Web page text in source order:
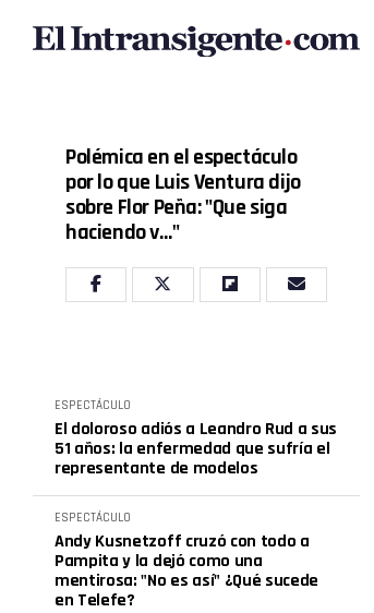
Polémica en el espectáculo
por lo que Luis Ventura dijo
sobre Flor Peña: "Que siga
haciendo v…"
ESPECTÁCULO
El doloroso adiós a Leandro Rud a sus
51 años: la enfermedad que sufría el
representante de modelos
ESPECTÁCULO
Andy Kusnetzoff cruzó con todo a
Pampita y la dejó como una
mentirosa: "No es así" ¿Qué sucede
en Telefe?